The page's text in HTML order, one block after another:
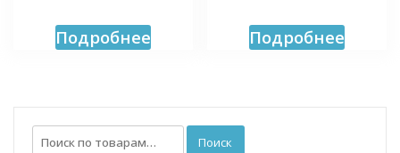
Подробнее Подробнее
Искать: Поиск